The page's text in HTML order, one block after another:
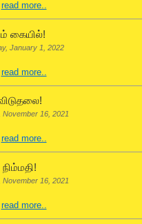
read more..
கையில்!
January 1, 2022
read more..
November 16, 2021
read more..
நிம்மதி!
November 16, 2021
read more..